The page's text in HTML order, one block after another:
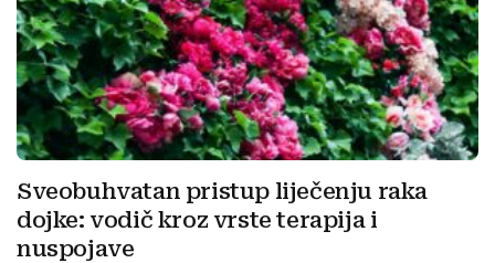
Sveobuhvatan pristup liječenju raka
dojke: vodič kroz vrste terapija i
nuspojave